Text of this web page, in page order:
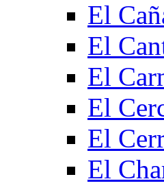
El
El
El
El
El
El